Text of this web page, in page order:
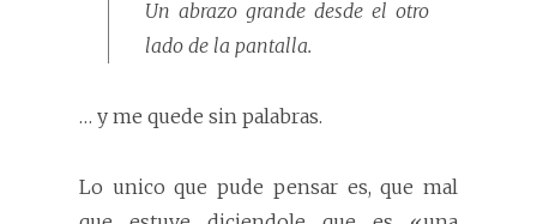
Un abrazo grande desde el otro
lado de la pantalla.
… y me quede sin palabras.
Lo unico que pude pensar es, que mal